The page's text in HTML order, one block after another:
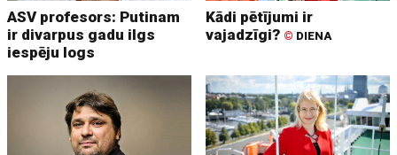
ASV profesors: Putinam
ir divarpus gadu ilgs
iespēju logs
Kādi pētījumi ir
vajadzīgi? © DIENA